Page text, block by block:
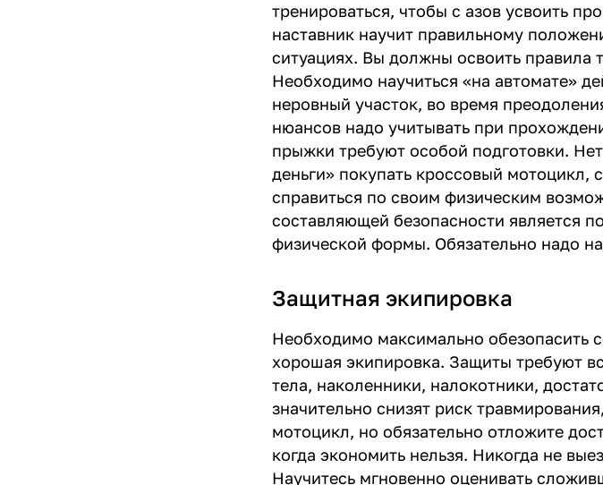
тренироваться, чтобы с азов усвоить
наставник научит правильному
ситуациях. Вы должны освоить правила
Необходимо научиться «на автомате»
неровный участок, во время
нюансов надо учитывать при
прыжки требуют особой подготовки.
деньги» покупать кроссовый мотоцикл,
справиться по своим физическим
составляющей безопасности является
физической формы. Обязательно надо
Защитная экипировка
Необходимо максимально обезопасить
хорошая экипировка. Защиты требуют
тела, наколенники, налокотники,
значительно снизят риск
мотоцикл, но обязательно отложите
когда экономить нельзя. Никогда не
Научитесь мгновенно оценивать